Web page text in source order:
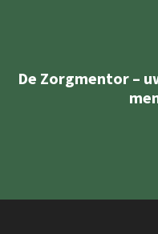
De Zorgmentor –